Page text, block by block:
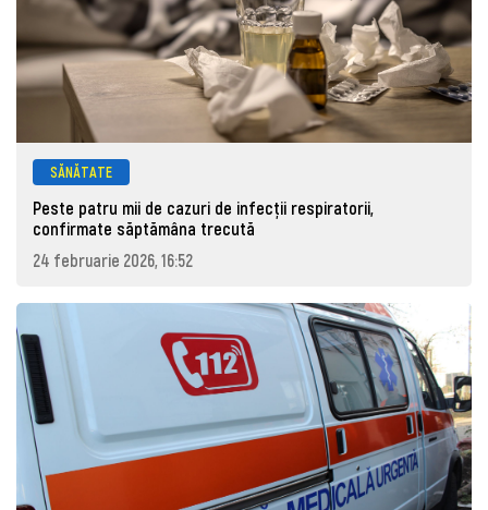
SĂNĂTATE
Peste patru mii de cazuri de infecţii respiratorii,
confirmate săptămâna trecută
24 februarie 2026, 16:52